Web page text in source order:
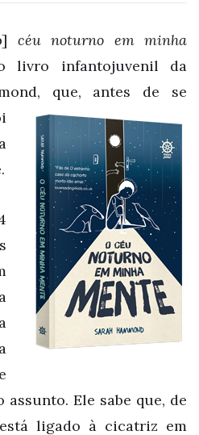
céu noturno em minha
livro infantojuvenil da
que, antes de se
Ele sabe que, de
ligado à cicatriz em